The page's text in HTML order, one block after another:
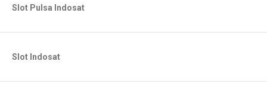
Slot Pulsa Indosat
Slot Indosat